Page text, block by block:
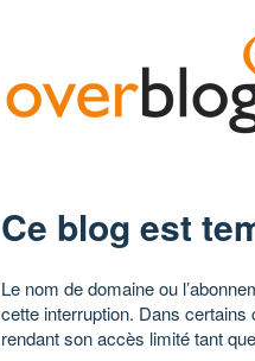
Ce blog est
Le nom de domaine ou
cette interruption. Dans
rendant son accès limité tant